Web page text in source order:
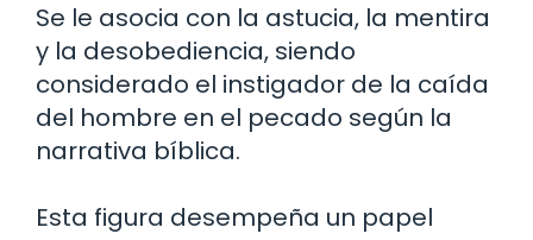
Se le asocia con la astucia, la mentira
y la desobediencia, siendo
considerado el instigador de la caída
del hombre en el pecado según la
narrativa bíblica.
Esta figura desempeña un papel